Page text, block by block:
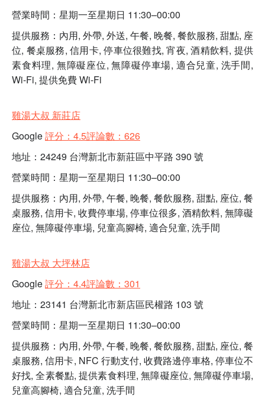
營業時間：星期一至星期日 11:30–00:00
提供服務：內用, 外帶, 外送, 午餐, 晚餐, 餐飲服務, 甜點, 座
位, 餐桌服務, 信用卡, 停車位很難找, 宵夜, 酒精飲料, 提供
素食料理, 無障礙座位, 無障礙停車場, 適合兒童, 洗手間,
Wi-Fi, 提供免費 Wi-Fi
雞湯大叔 新莊店
Google評分：4.5評論數：626
地址：24249 台灣新北市新莊區中平路 390 號
營業時間：星期一至星期日 11:30–00:00
提供服務：內用, 外帶, 午餐, 晚餐, 餐飲服務, 甜點, 座位, 餐
桌服務, 信用卡, 收費停車場, 停車位很多, 酒精飲料, 無障礙
座位, 無障礙停車場, 兒童高腳椅, 適合兒童, 洗手間
雞湯大叔 大坪林店
Google評分：4.4評論數：301
地址：23141 台灣新北市新店區民權路 103 號
營業時間：星期一至星期日 11:30–00:00
提供服務：內用, 外帶, 午餐, 晚餐, 餐飲服務, 甜點, 座位, 餐
桌服務, 信用卡, NFC 行動支付, 收費路邊停車格, 停車位不
好找, 全素餐點, 提供素食料理, 無障礙座位, 無障礙停車場,
兒童高腳椅, 適合兒童, 洗手間